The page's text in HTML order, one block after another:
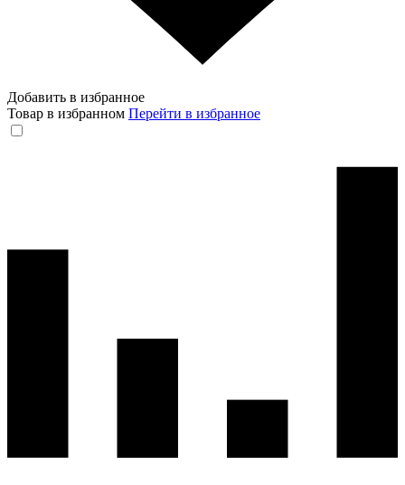
Добавить в избранное
Товар в избранном Перейти в избранное